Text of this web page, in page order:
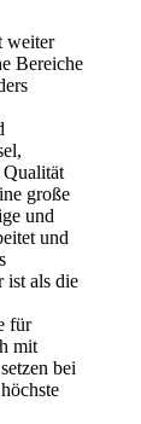
weiter
Bereiche
Qualität
große
und
und
ist als die
für
mit
bei